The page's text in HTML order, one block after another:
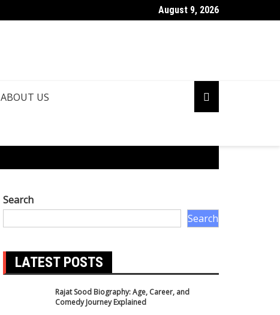
August 9, 2026
ABOUT US
Search
Search
LATEST POSTS
Rajat Sood Biography: Age, Career, and
Comedy Journey Explained